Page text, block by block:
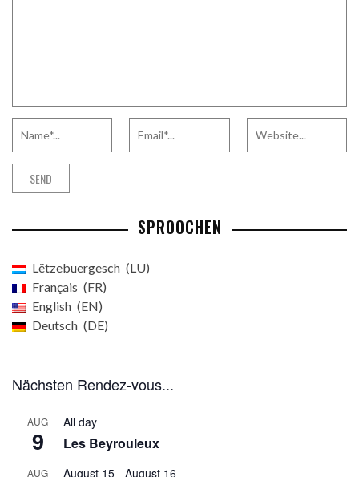
SPROOCHEN
Lëtzebuergesch
LU
Français
FR
English
EN
Deutsch
DE
Nächsten Rendez-vous...
AUG
9
All day
Les Beyrouleux
AUG August 15 - August 16